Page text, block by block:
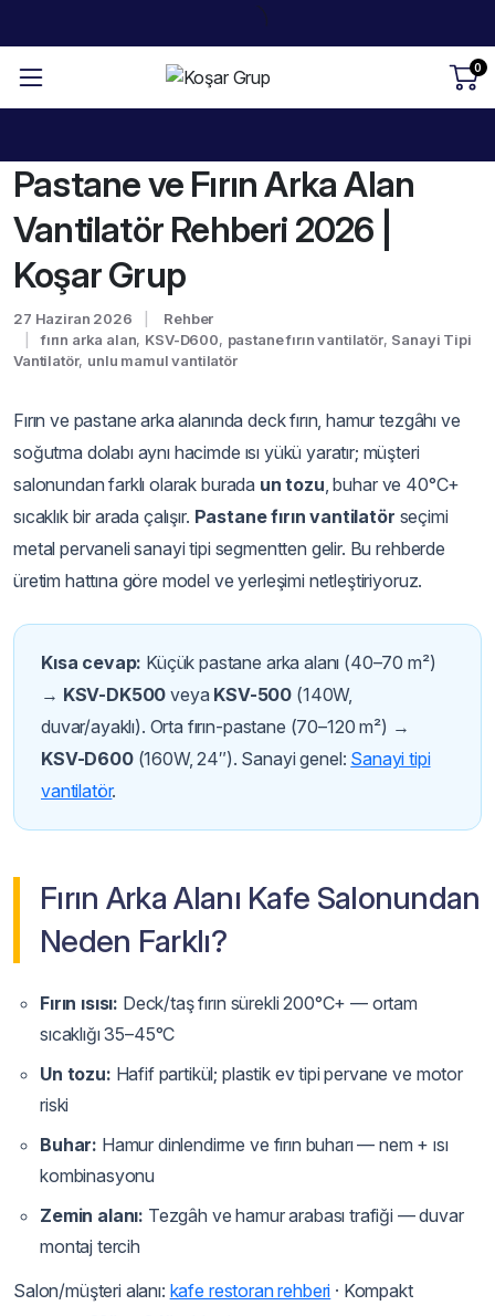
0
Pastane ve Fırın Arka Alan
Vantilatör Rehberi 2026 |
Koşar Grup
27 Haziran 2026
Rehber
fırın arka alan, KSV-D600, pastane fırın vantilatör, Sanayi Tipi
Vantilatör, unlu mamul vantilatör
Fırın ve pastane arka alanında deck fırın, hamur tezgâhı ve
soğutma dolabı aynı hacimde ısı yükü yaratır; müşteri
salonundan farklı olarak burada un tozu, buhar ve 40°C+
sıcaklık bir arada çalışır. Pastane fırın vantilatör seçimi
metal pervaneli sanayi tipi segmentten gelir. Bu rehberde
üretim hattına göre model ve yerleşimi netleştiriyoruz.
Kısa cevap: Küçük pastane arka alanı (40–70 m²)
→ KSV-DK500 veya KSV-500 (140W,
duvar/ayaklı). Orta fırın-pastane (70–120 m²) →
KSV-D600(160W, 24″). Sanayi genel: Sanayi tipi
vantilatör.
Fırın Arka Alanı Kafe Salonundan
Neden Farklı?
Fırın ısısı: Deck/taş fırın sürekli 200°C+ — ortam
sıcaklığı 35–45°C
Un tozu: Hafif partikül; plastik ev tipi pervane ve motor
riski
Buhar: Hamur dinlendirme ve fırın buharı — nem + ısı
kombinasyonu
Zemin alanı: Tezgâh ve hamur arabası trafiği — duvar
montaj tercih
Salon/müşteri alanı: kafe restoran rehberi · Kompakt